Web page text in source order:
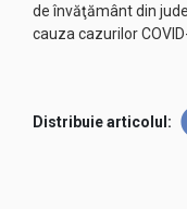
de învăţământ din
cauza cazurilor
Distribuie articolul: